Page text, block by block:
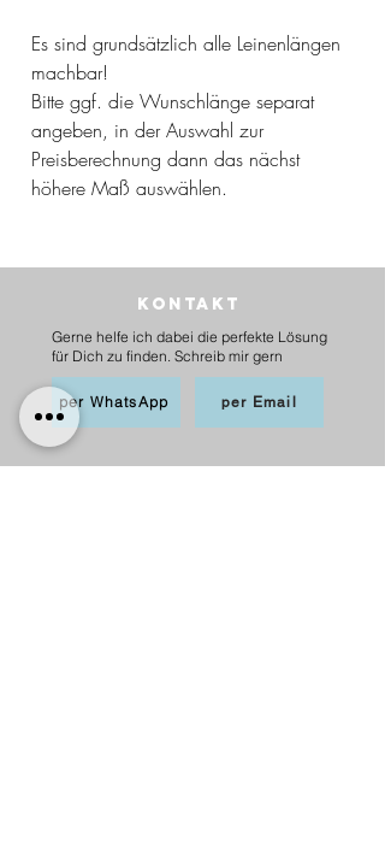
Es sind grundsätzlich alle Leinenlängen
machbar!
Bitte ggf. die Wunschlänge separat
angeben, in der Auswahl zur
Preisberechnung dann das nächst
höhere Maß auswählen.
Kontakt
Gerne helfe ich dabei die perfekte Lösung
für Dich zu finden. Schreib mir gern
per WhatsApp per Email
BEZAHLEN